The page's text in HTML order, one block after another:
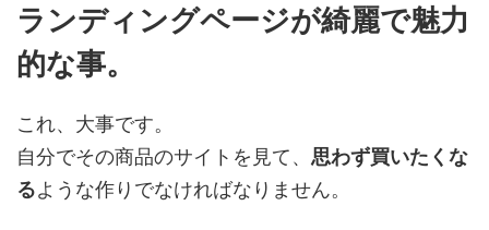
ランディングページが綺麗で魅力
的な事。
これ、大事です。
自分でその商品のサイトを見て、 思わず買いたくな
るような作りでなければなりません。